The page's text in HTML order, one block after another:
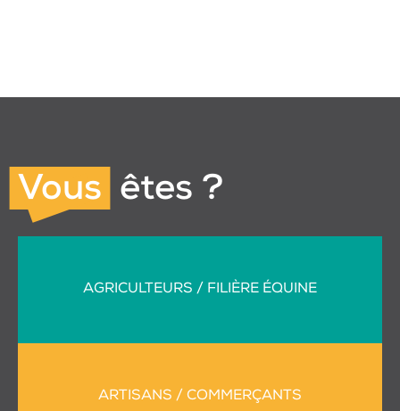
Vous êtes ?
AGRICULTEURS / FILIÈRE ÉQUINE
ARTISANS / COMMERÇANTS